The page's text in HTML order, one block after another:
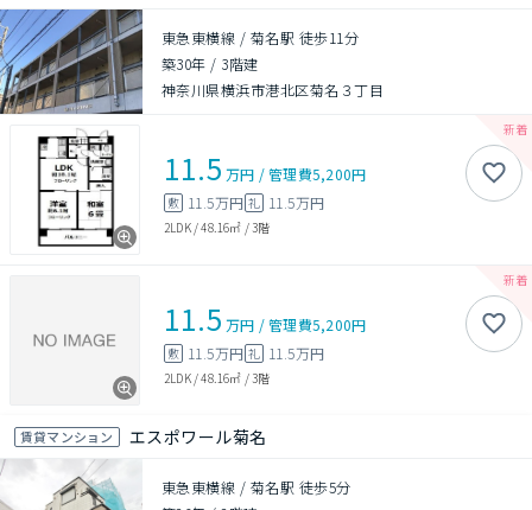
東急東横線 / 菊名駅 徒歩11分
築30年 / 3階建
神奈川県横浜市港北区菊名３丁目
11.5 万円 /管理費5,200円
敷 11.5万円 礼 11.5万円
2LDK/48.16㎡ /3階
11.5 万円 /管理費5,200円
敷 11.5万円 礼 11.5万円
2LDK/48.16㎡ /3階
賃貸マンション エスポワール菊名
東急東横線 / 菊名駅 徒歩5分